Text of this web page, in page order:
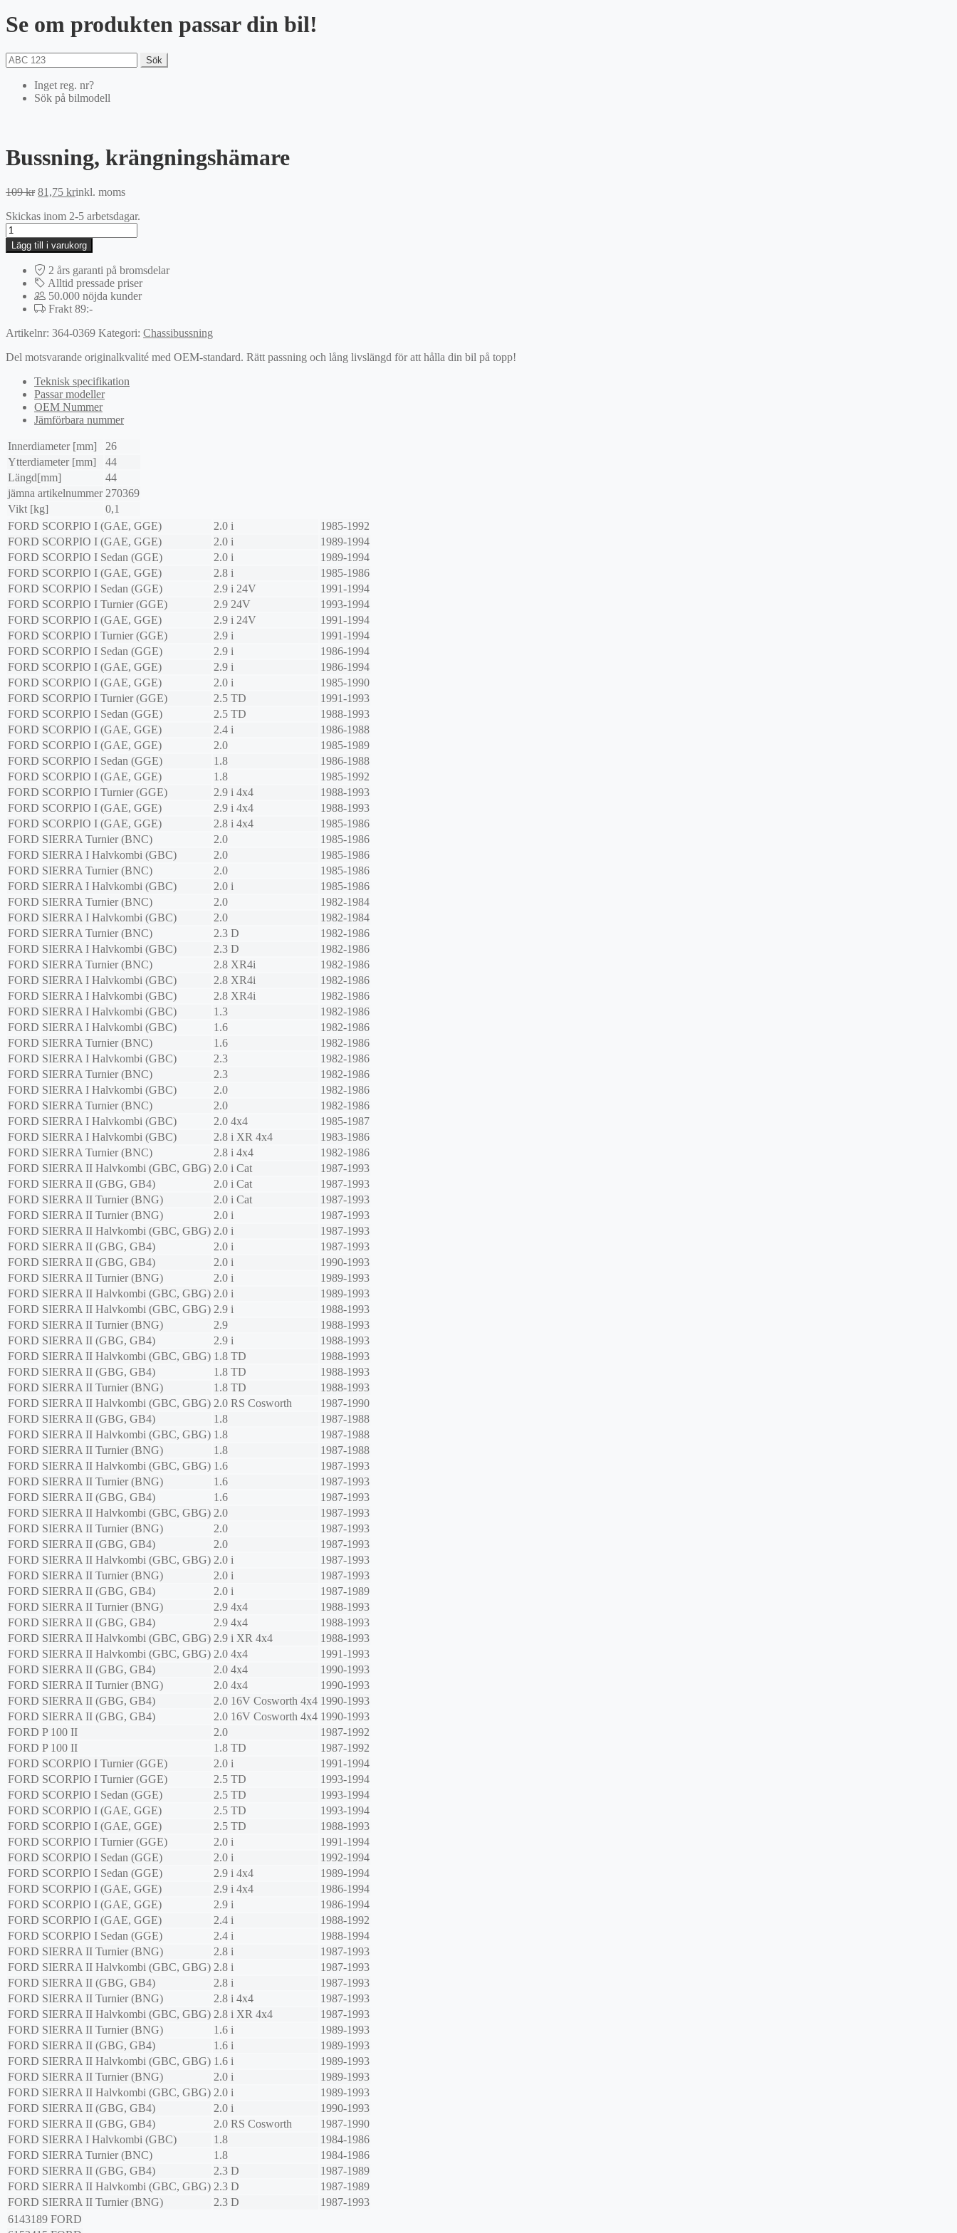
Se om produkten passar din bil!
Sök
Inget reg. nr?
Sök på bilmodell
Bussning, krängningshämare
109kr Det
priset
109 kr.
81,75 krDet
priset
81,75 kr.
inkl. moms
Skickas inom 2-5 arbetsdagar.
Bussning,
krängningshämare
mängd
Lägg till i varukorg
2 års garanti på bromsdelar
Alltid pressade priser
50.000 nöjda kunder
Frakt 89:-
Artikelnr: 364-0369 Kategori: Chassibussning
Del motsvarande originalkvalité med OEM-standard. Rätt passning och lång livslängd för att hålla din bil på topp!
Teknisk specifikation
Passar modeller
OEM Nummer
Jämförbara nummer
Innerdiameter [mm]
26
Ytterdiameter [mm]
44
Längd[mm]
44
jämna artikelnummer 270369
Vikt [kg]
0,1
FORD SCORPIO I (GAE, GGE) 2.0 i
1985-1992
FORD SCORPIO I (GAE, GGE) 2.0 i
1989-1994
FORD SCORPIO I Sedan (GGE) 2.0 i
1989-1994
FORD SCORPIO I (GAE, GGE) 2.8 i
1985-1986
FORD SCORPIO I Sedan (GGE) 2.9 i 24V
1991-1994
FORD SCORPIO I Turnier (GGE) 2.9 24V
1993-1994
FORD SCORPIO I (GAE, GGE) 2.9 i 24V
1991-1994
FORD SCORPIO I Turnier (GGE) 2.9 i
1991-1994
FORD SCORPIO I Sedan (GGE) 2.9 i
1986-1994
FORD SCORPIO I (GAE, GGE) 2.9 i
1986-1994
FORD SCORPIO I (GAE, GGE) 2.0 i
1985-1990
FORD SCORPIO I Turnier (GGE) 2.5 TD
1991-1993
FORD SCORPIO I Sedan (GGE) 2.5 TD
1988-1993
FORD SCORPIO I (GAE, GGE) 2.4 i
1986-1988
FORD SCORPIO I (GAE, GGE) 2.0
1985-1989
FORD SCORPIO I Sedan (GGE) 1.8
1986-1988
FORD SCORPIO I (GAE, GGE) 1.8
1985-1992
FORD SCORPIO I Turnier (GGE) 2.9 i 4x4
1988-1993
FORD SCORPIO I (GAE, GGE) 2.9 i 4x4
1988-1993
FORD SCORPIO I (GAE, GGE) 2.8 i 4x4
1985-1986
FORD SIERRA Turnier (BNC) 2.0
1985-1986
FORD SIERRA I Halvkombi (GBC) 2.0
1985-1986
FORD SIERRA Turnier (BNC) 2.0
1985-1986
FORD SIERRA I Halvkombi (GBC) 2.0 i
1985-1986
FORD SIERRA Turnier (BNC) 2.0
1982-1984
FORD SIERRA I Halvkombi (GBC) 2.0
1982-1984
FORD SIERRA Turnier (BNC) 2.3 D
1982-1986
FORD SIERRA I Halvkombi (GBC) 2.3 D
1982-1986
FORD SIERRA Turnier (BNC) 2.8 XR4i
1982-1986
FORD SIERRA I Halvkombi (GBC) 2.8 XR4i
1982-1986
FORD SIERRA I Halvkombi (GBC) 2.8 XR4i
1982-1986
FORD SIERRA I Halvkombi (GBC) 1.3
1982-1986
FORD SIERRA I Halvkombi (GBC) 1.6
1982-1986
FORD SIERRA Turnier (BNC) 1.6
1982-1986
FORD SIERRA I Halvkombi (GBC) 2.3
1982-1986
FORD SIERRA Turnier (BNC) 2.3
1982-1986
FORD SIERRA I Halvkombi (GBC) 2.0
1982-1986
FORD SIERRA Turnier (BNC) 2.0
1982-1986
FORD SIERRA I Halvkombi (GBC) 2.0 4x4
1985-1987
FORD SIERRA I Halvkombi (GBC) 2.8 i XR 4x4
1983-1986
FORD SIERRA Turnier (BNC) 2.8 i 4x4
1982-1986
FORD SIERRA II Halvkombi (GBC, GBG) 2.0 i Cat
1987-1993
FORD SIERRA II (GBG, GB4) 2.0 i Cat
1987-1993
FORD SIERRA II Turnier (BNG) 2.0 i Cat
1987-1993
FORD SIERRA II Turnier (BNG) 2.0 i
1987-1993
FORD SIERRA II Halvkombi (GBC, GBG) 2.0 i
1987-1993
FORD SIERRA II (GBG, GB4) 2.0 i
1987-1993
FORD SIERRA II (GBG, GB4) 2.0 i
1990-1993
FORD SIERRA II Turnier (BNG) 2.0 i
1989-1993
FORD SIERRA II Halvkombi (GBC, GBG) 2.0 i
1989-1993
FORD SIERRA II Halvkombi (GBC, GBG) 2.9 i
1988-1993
FORD SIERRA II Turnier (BNG) 2.9
1988-1993
FORD SIERRA II (GBG, GB4) 2.9 i
1988-1993
FORD SIERRA II Halvkombi (GBC, GBG) 1.8 TD
1988-1993
FORD SIERRA II (GBG, GB4) 1.8 TD
1988-1993
FORD SIERRA II Turnier (BNG) 1.8 TD
1988-1993
FORD SIERRA II Halvkombi (GBC, GBG) 2.0 RS Cosworth
1987-1990
FORD SIERRA II (GBG, GB4) 1.8
1987-1988
FORD SIERRA II Halvkombi (GBC, GBG) 1.8
1987-1988
FORD SIERRA II Turnier (BNG) 1.8
1987-1988
FORD SIERRA II Halvkombi (GBC, GBG) 1.6
1987-1993
FORD SIERRA II Turnier (BNG) 1.6
1987-1993
FORD SIERRA II (GBG, GB4) 1.6
1987-1993
FORD SIERRA II Halvkombi (GBC, GBG) 2.0
1987-1993
FORD SIERRA II Turnier (BNG) 2.0
1987-1993
FORD SIERRA II (GBG, GB4) 2.0
1987-1993
FORD SIERRA II Halvkombi (GBC, GBG) 2.0 i
1987-1993
FORD SIERRA II Turnier (BNG) 2.0 i
1987-1993
FORD SIERRA II (GBG, GB4) 2.0 i
1987-1989
FORD SIERRA II Turnier (BNG) 2.9 4x4
1988-1993
FORD SIERRA II (GBG, GB4) 2.9 4x4
1988-1993
FORD SIERRA II Halvkombi (GBC, GBG) 2.9 i XR 4x4
1988-1993
FORD SIERRA II Halvkombi (GBC, GBG) 2.0 4x4
1991-1993
FORD SIERRA II (GBG, GB4) 2.0 4x4
1990-1993
FORD SIERRA II Turnier (BNG) 2.0 4x4
1990-1993
FORD SIERRA II (GBG, GB4) 2.0 16V Cosworth 4x4 1990-1993
FORD SIERRA II (GBG, GB4) 2.0 16V Cosworth 4x4 1990-1993
FORD P 100 II 2.0
1987-1992
FORD P 100 II 1.8 TD
1987-1992
FORD SCORPIO I Turnier (GGE) 2.0 i
1991-1994
FORD SCORPIO I Turnier (GGE) 2.5 TD
1993-1994
FORD SCORPIO I Sedan (GGE) 2.5 TD
1993-1994
FORD SCORPIO I (GAE, GGE) 2.5 TD
1993-1994
FORD SCORPIO I (GAE, GGE) 2.5 TD
1988-1993
FORD SCORPIO I Turnier (GGE) 2.0 i
1991-1994
FORD SCORPIO I Sedan (GGE) 2.0 i
1992-1994
FORD SCORPIO I Sedan (GGE) 2.9 i 4x4
1989-1994
FORD SCORPIO I (GAE, GGE) 2.9 i 4x4
1986-1994
FORD SCORPIO I (GAE, GGE) 2.9 i
1986-1994
FORD SCORPIO I (GAE, GGE) 2.4 i
1988-1992
FORD SCORPIO I Sedan (GGE) 2.4 i
1988-1994
FORD SIERRA II Turnier (BNG) 2.8 i
1987-1993
FORD SIERRA II Halvkombi (GBC, GBG) 2.8 i
1987-1993
FORD SIERRA II (GBG, GB4) 2.8 i
1987-1993
FORD SIERRA II Turnier (BNG) 2.8 i 4x4
1987-1993
FORD SIERRA II Halvkombi (GBC, GBG) 2.8 i XR 4x4
1987-1993
FORD SIERRA II Turnier (BNG) 1.6 i
1989-1993
FORD SIERRA II (GBG, GB4) 1.6 i
1989-1993
FORD SIERRA II Halvkombi (GBC, GBG) 1.6 i
1989-1993
FORD SIERRA II Turnier (BNG) 2.0 i
1989-1993
FORD SIERRA II Halvkombi (GBC, GBG) 2.0 i
1989-1993
FORD SIERRA II (GBG, GB4) 2.0 i
1990-1993
FORD SIERRA II (GBG, GB4) 2.0 RS Cosworth
1987-1990
FORD SIERRA I Halvkombi (GBC) 1.8
1984-1986
FORD SIERRA Turnier (BNC) 1.8
1984-1986
FORD SIERRA II (GBG, GB4) 2.3 D
1987-1989
FORD SIERRA II Halvkombi (GBC, GBG) 2.3 D
1987-1989
FORD SIERRA II Turnier (BNG) 2.3 D
1987-1993
6143189 FORD